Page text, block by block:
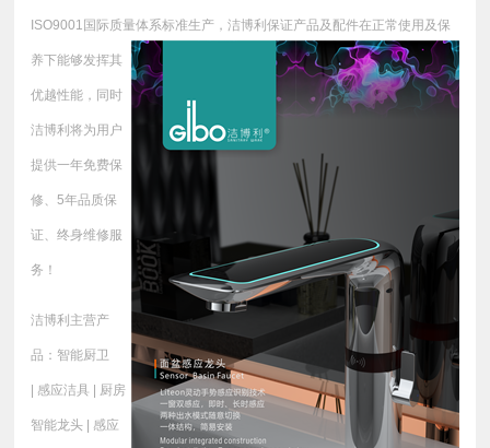
ISO9001国际质量体系标准生产，洁博利保证产品及配件在正常使用及保
养下能够发挥其
优越性能，同时
洁博利将为用户
提供一年免费保
修、5年品质保
证、终身维修服
务！
洁博利主营产
品：智能厨卫
| 感应洁具 | 厨房
智能龙头 | 感应